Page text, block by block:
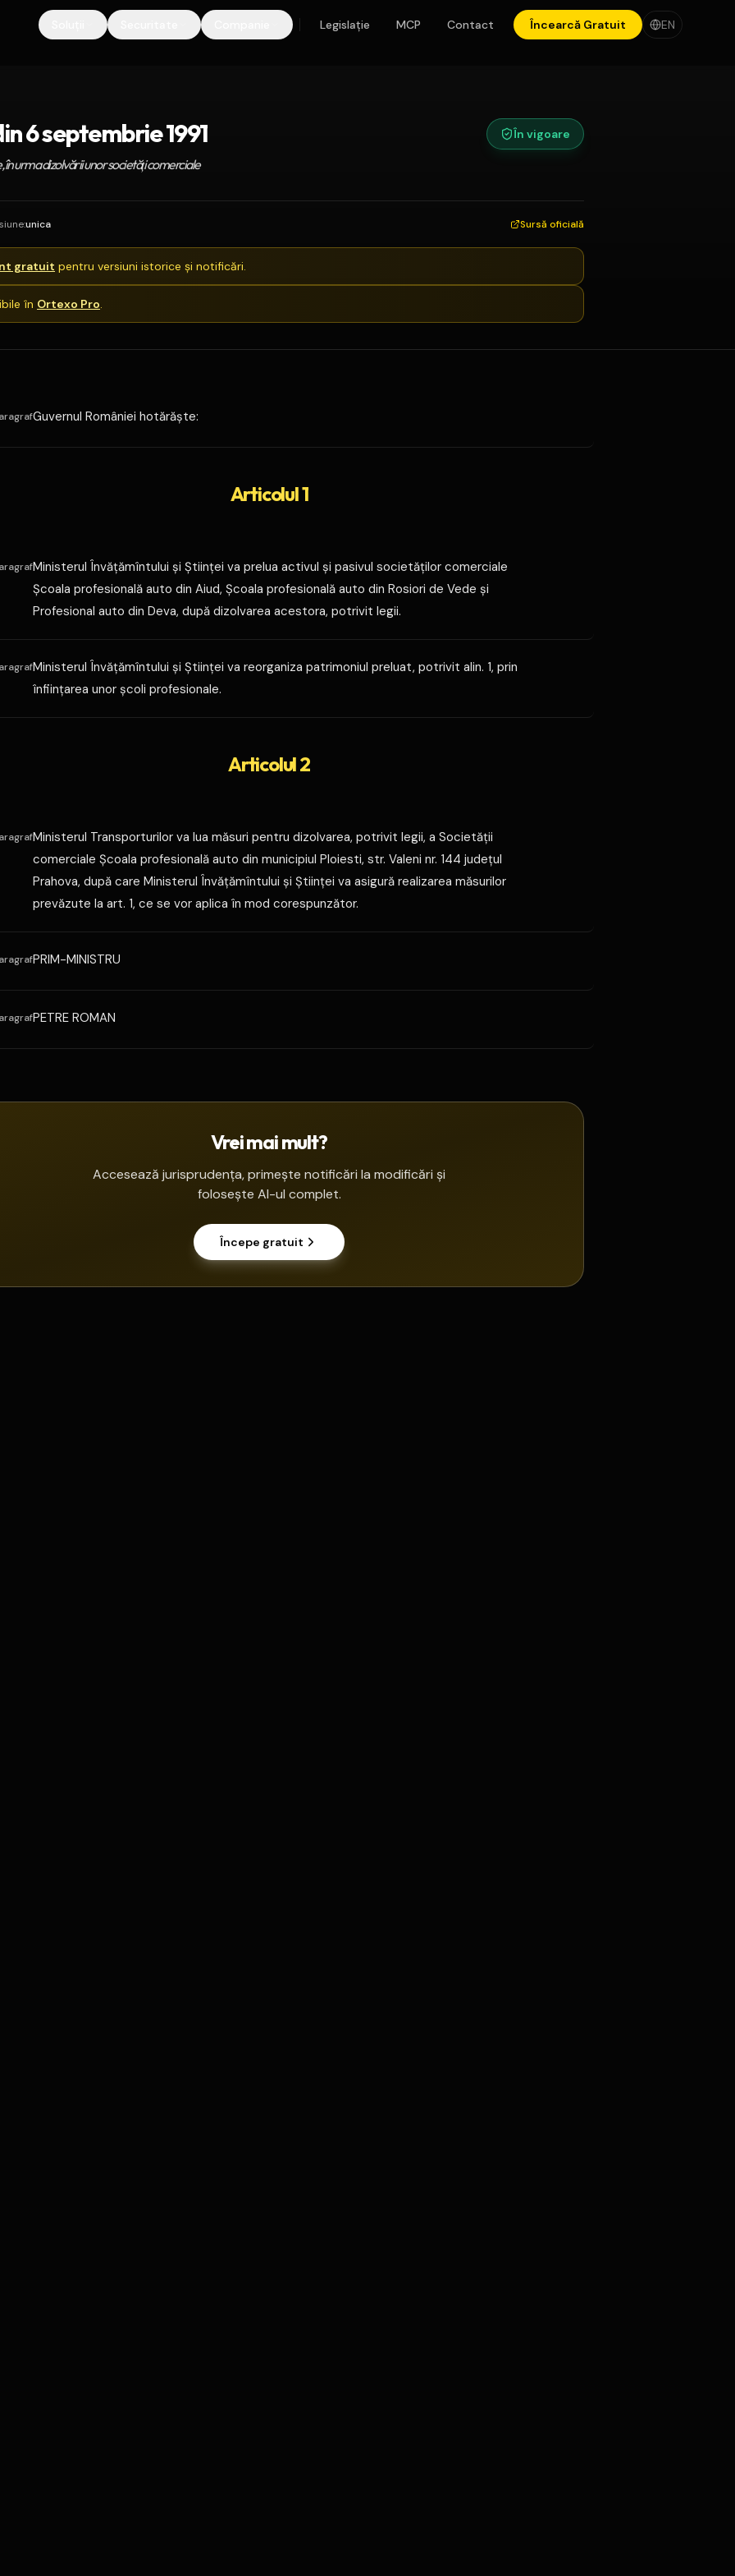
Legislație MCP Contact Încearcă Gratuit EN
6 septembrie 1991
în urma dizolvării unor societăţi comerciale
În vigoare
:unica Sursă oficială
gratuit pentru versiuni istorice și notificări.
în Ortexo Pro.
Guvernul României hotărăşte:
Articolul 1
Ministerul Învăţămîntului şi Ştiinţei va prelua activul şi pasivul societăţilor comerciale
Şcoala profesională auto din Aiud, Şcoala profesională auto din Rosiori de Vede şi
Profesional auto din Deva, după dizolvarea acestora, potrivit legii.
Ministerul Învăţămîntului şi Ştiinţei va reorganiza patrimoniul preluat, potrivit alin. 1, prin
înfiinţarea unor şcoli profesionale.
Articolul 2
Ministerul Transporturilor va lua măsuri pentru dizolvarea, potrivit legii, a Societăţii
comerciale Şcoala profesională auto din municipiul Ploiesti, str. Valeni nr. 144 judeţul
Prahova, după care Ministerul Învăţămîntului şi Ştiinţei va asigură realizarea măsurilor
prevăzute la art. 1, ce se vor aplica în mod corespunzător.
PRIM-MINISTRU
PETRE ROMAN
Vrei mai mult?
Accesează jurisprudența, primește notificări la modificări și
folosește AI-ul complet.
Începe gratuit